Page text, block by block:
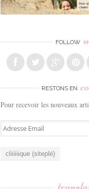
FOLLOW
RESTONS EN
Pour recevoir les nouveaux
A
d